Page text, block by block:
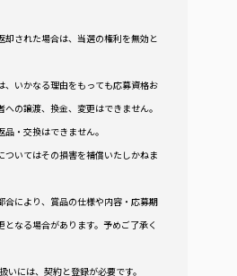
却された場合は、当選の権利を無効と
、いかなる理由をもっても応募資格お
の譲渡、換金、変更はできません。
品・交換はできません。
ついてはその損害を補償いたしかねま
合により、賞品の仕様や内容・応募期
なる場合があります。予めご了承く
いには、契約と登録が必要です。